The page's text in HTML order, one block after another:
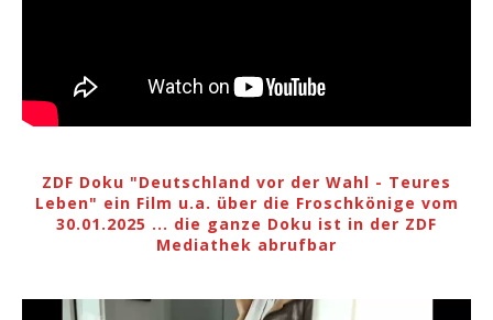
ZDF Doku "Deutschland vor der Wahl - Teures
Leben" ein Film u.a. über die Froschkönige vom
30.01.2025 ... die ganze Doku ist in der ZDF
Mediathek abrufbar